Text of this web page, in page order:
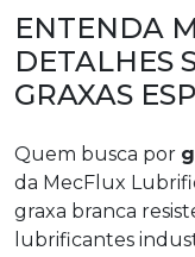
ENTENDA
DETALHES
GRAXAS
Quem busca por
da MecFlux
graxa branca
lubrificantes